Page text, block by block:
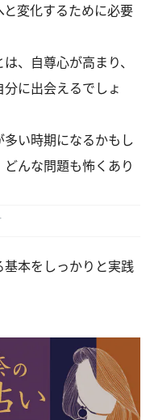
変化するために必要
、自尊心が高まり、
に出会えるでしょ
い時期になるかもし
んな問題も怖くあり
本をしっかりと実践